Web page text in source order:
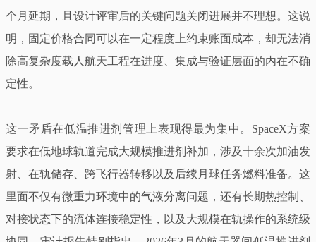
个月延期，且设计评审后的关键问题关闭进展并不理想。这说
明，固定价格合同可以在一定程度上约束账面成本，却无法消
除高复杂度载人航天工程在进度、集成与验证层面的内在不确
定性。
这一矛盾在低温推进剂管理上表现得最为集中。SpaceX方案
要求在低地球轨道完成大规模推进剂补加，涉及十余次加油发
射、在轨储存、跨飞行器转移以及后续月球任务燃料准备。这
里面不仅有微重力环境中的气液分离问题，还有长期热控制、
对接状态下的流体连接稳定性，以及大规模在轨操作的系统级